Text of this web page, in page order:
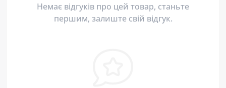
Немає відгуків про цей товар, станьте
першим, залиште свій відгук.